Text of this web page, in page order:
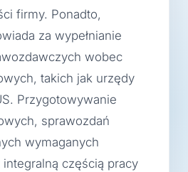
firmy. Ponadto,
za wypełnianie
wobec
takich jak urzędy
Przygotowywanie
sprawozdań
wymaganych
częścią pracy